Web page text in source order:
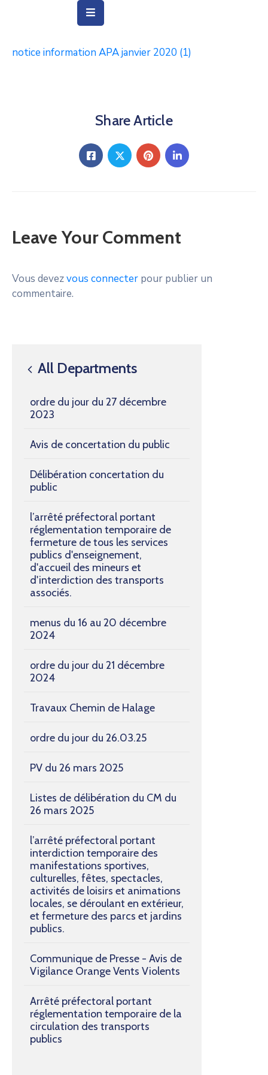
Vie
&
Culture
All Departments
ordre du jour du 27 décembre
2023
Avis de concertation du public
Délibération concertation du
public
l’arrêté préfectoral portant
réglementation temporaire de
fermeture de tous les services
publics d'enseignement,
d'accueil des mineurs et
d'interdiction des transports
associés.
menus du 16 au 20 décembre
2024
ordre du jour du 21 décembre
2024
Travaux Chemin de Halage
ordre du jour du 26.03.25
PV du 26 mars 2025
Listes de délibération du CM du
26 mars 2025
l’arrêté préfectoral portant
interdiction temporaire des
manifestations sportives,
culturelles, fêtes, spectacles,
activités de loisirs et animations
locales, se déroulant en extérieur,
et fermeture des parcs et jardins
publics.
Communique de Presse - Avis de
Vigilance Orange Vents Violents
Arrêté préfectoral portant
réglementation temporaire de la
circulation des transports
publics
notice information APA janvier 2020 (1)
Share Article
Leave Your Comment
Vous devezvous connecter pour publier un
commentaire.